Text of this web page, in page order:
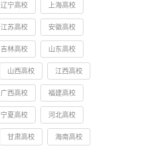
辽宁高校 上海高校
江苏高校 安徽高校
吉林高校 山东高校
山西高校 江西高校
广西高校 福建高校
宁夏高校 河北高校
甘肃高校 海南高校